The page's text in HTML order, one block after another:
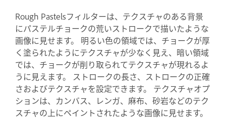
Rough Pastelsフィルターは、テクスチャのある背景
にパステルチョークの荒いストロークで描いたような
画像に見せます。 明るい色の領域では、チョークが厚
く塗られたようにテクスチャが少なく見え、暗い領域
では、チョークが削り取られてテクスチャが現れるよ
うに見えます。 ストロークの長さ、ストロークの正確
さおよびテクスチャを設定できます。 テクスチャオプ
ションは、カンバス、レンガ、麻布、砂岩などのテク
スチャの上にペイントされたような画像に見せます。